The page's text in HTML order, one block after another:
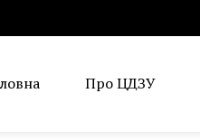
Про ЦДЗУ